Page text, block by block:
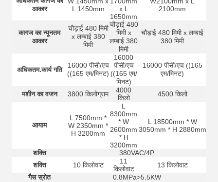
आकार
L 1450mm
x L
1650mm
2100mm
कागज का न्यूनतम
आकार
चौड़ाई 480 मिमी
x लम्बाई 380
मिमी
चौड़ाई 480
मिमी x
लम्बाई 380
मिमी
चौड़ाई 480 मिमी x लम्बाई
380 मिमी
अधिकतम.कार्य गति
16000 पीसी/एच
((165 एम/मिनट)
16000
पीसी/एच
((165 एम/
मिनट)
16000 पीसी/एच ((165
एम/मिनट)
मशीन का वजन 3800 किलोग्राम
4000
किलो
4500 किलो
आयाम
L 7500mm *
W 2350mm *
H 3200mm
L
8300mm
* W
2600mm
* H
3200mm
L 18500mm * W
3050mm * H 2880mm
शक्ति
380VAC/4P
शक्ति
10 किलोवाट
11
किलोवाट
13 किलोवाट
गैस स्रोत
0.8MPa>5.5KW